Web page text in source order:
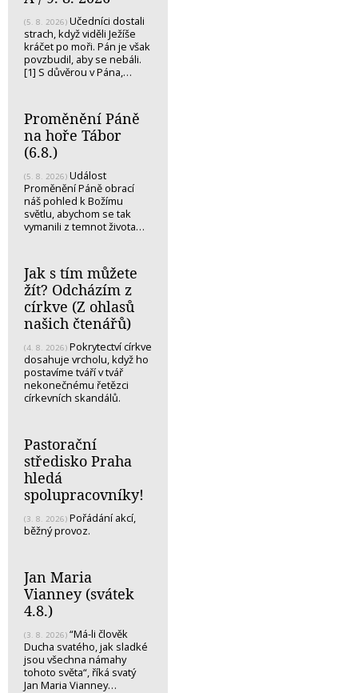
(5. 8. 2026) Učedníci dostali
strach, když viděli Ježíše
kráčet po moři. Pán je však
povzbudil, aby se nebáli.
[1] S důvěrou v Pána,…
Proměnění Páně
na hoře Tábor
(6.8.)
(5. 8. 2026) Událost
Proměnění Páně obrací
náš pohled k Božímu
světlu, abychom se tak
vymanili z temnot života…
Jak s tím můžete
žít? Odcházím z
církve (Z ohlasů
našich čtenářů)
(4. 8. 2026) Pokrytectví církve
dosahuje vrcholu, když ho
postavíme tváří v tvář
nekonečnému řetězci
církevních skandálů.
Pastorační
středisko Praha
hledá
spolupracovníky!
(3. 8. 2026) Pořádání akcí,
běžný provoz.
Jan Maria
Vianney (svátek
4.8.)
(3. 8. 2026) “Má-li člověk
Ducha svatého, jak sladké
jsou všechna námahy
tohoto světa“, říká svatý
Jan Maria Vianney…